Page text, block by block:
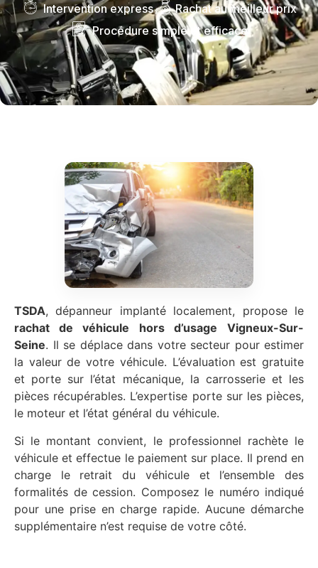
Intervention express
Rachat au meilleur prix
Procédure simple et efficace
TSDA, dépanneur implanté localement, propose le
rachat de véhicule hors d’usage
Vigneux-Sur-
Seine. Il se déplace dans votre secteur pour estimer
la valeur de votre véhicule. L’évaluation est gratuite
et porte sur l’état mécanique, la carrosserie et les
pièces récupérables. L’expertise porte sur les pièces,
le moteur et l’état général du véhicule.
Si le montant convient, le professionnel rachète le
véhicule et effectue le paiement sur place. Il prend en
charge le retrait du véhicule et l’ensemble des
formalités de cession. Composez le numéro indiqué
pour une prise en charge rapide. Aucune démarche
supplémentaire n’est requise de votre côté.